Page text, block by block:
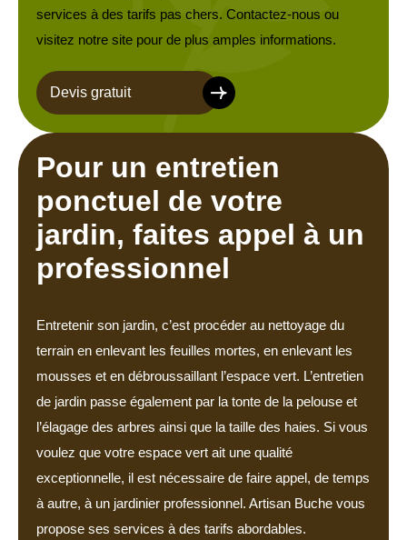
services à des tarifs pas chers. Contactez-nous ou
visitez notre site pour de plus amples informations.
Devis gratuit
Pour un entretien
ponctuel de votre
jardin, faites appel à un
professionnel
Entretenir son jardin, c’est procéder au nettoyage du
terrain en enlevant les feuilles mortes, en enlevant les
mousses et en débroussaillant l’espace vert. L’entretien
de jardin passe également par la tonte de la pelouse et
l’élagage des arbres ainsi que la taille des haies. Si vous
voulez que votre espace vert ait une qualité
exceptionnelle, il est nécessaire de faire appel, de temps
à autre, à un jardinier professionnel. Artisan Buche vous
propose ses services à des tarifs abordables.